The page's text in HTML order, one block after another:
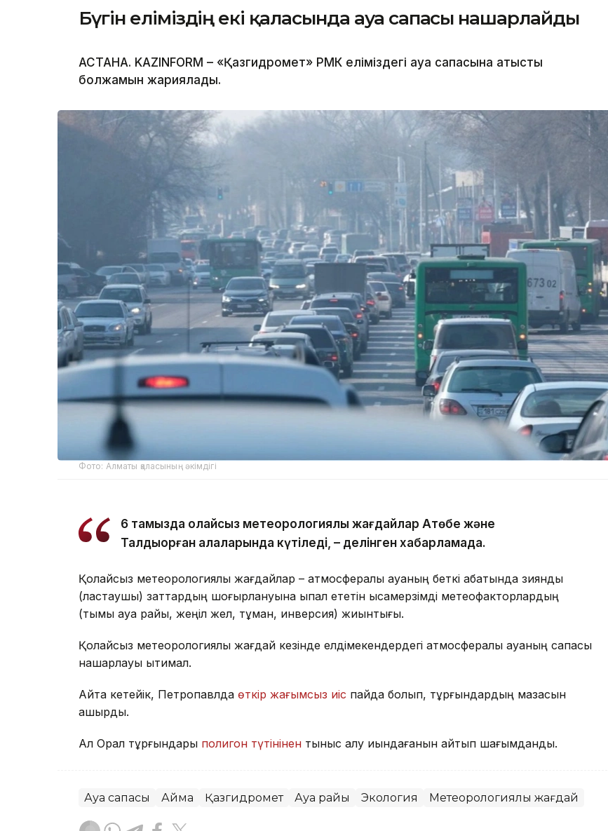
Бүгін еліміздің екі қаласында ауа сапасы нашарлайды
АСТАНА. KAZINFORM – «Қазгидромет» РМК еліміздегі ауа сапасына қатысты
болжамын жариялады.
Фото: Алматы қаласының әкімдігі
6 тамызда қолайсыз метеорологиялық жағдайлар Ақтөбе және
Талдықорған қалаларында күтіледі, – делінген хабарламада.
Қолайсыз метеорологиялық жағдайлар – атмосфералық ауаның беткі қабатында зиянды
(ластаушы) заттардың шоғырлануына ықпал ететін қысқамерзімді метеофакторлардың
(тымық ауа райы, жеңіл жел, тұман, инверсия) жиынтығы.
Қолайсыз метеорологиялық жағдай кезінде елдімекендердегі атмосфералық ауаның сапасы
нашарлауы ықтимал.
Айта кетейік, Петропавлда өткір жағымсыз иіс пайда болып, тұрғындардың мазасын
қашырды.
Ал Орал тұрғындары полигон түтінінен тыныс алу қиындағанын айтып шағымданды.
Ауа сапасы Аймақ Қазгидромет Ауа райы Экология Метеорологиялық жағдай